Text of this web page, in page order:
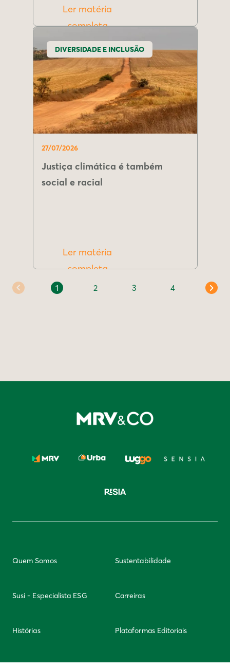
Ler matéria
completa
DIVERSIDADE E INCLUSÃO
27/07/2026
Justiça climática é também
social e racial
Ler matéria
completa
1 2 3 4
Quem Somos Sustentabilidade
Susi - Especialista ESG Carreiras
Histórias Plataformas Editoriais
Newsletter Integridade